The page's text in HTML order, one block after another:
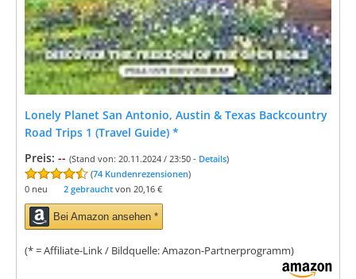
Lonely Planet San Antonio, Austin & Texas Backcountry
Road Trips 1 (Travel Guide) *
Preis: -- (Stand von: 20.11.2024 / 23:50 - Details)
(74 Kundenrezensionen)
0 neu
2 gebraucht von 20,16 €
Bei Amazon ansehen *
(* = Affiliate-Link / Bildquelle: Amazon-Partnerprogramm)